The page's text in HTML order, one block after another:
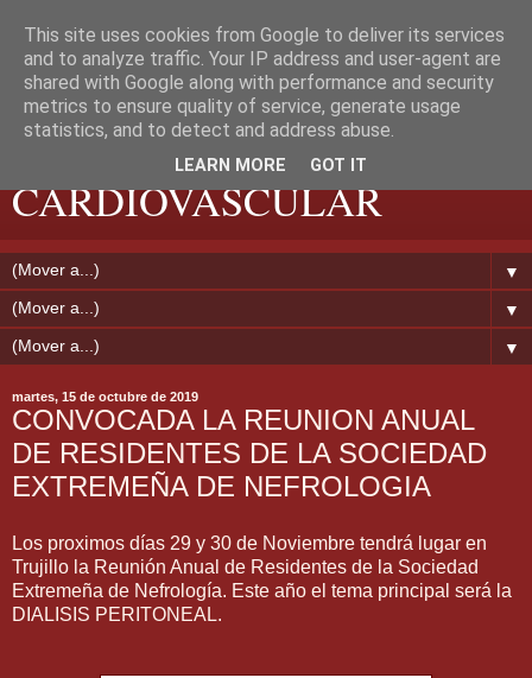
EXTREMADURA
CARDIOVASCULAR
▼
▼
▼
martes, 15 de octubre de 2019
CONVOCADA LA REUNION ANUAL
DE RESIDENTES DE LA SOCIEDAD
EXTREMEÑA DE NEFROLOGIA
Los proximos días 29 y 30 de Noviembre tendrá lugar en
Trujillo la Reunión Anual de Residentes de la Sociedad
Extremeña de Nefrología. Este año el tema principal será la
DIALISIS PERITONEAL.
This site uses cookies from Google to deliver its services
and to analyze traffic. Your IP address and user-agent are
shared with Google along with performance and security
metrics to ensure quality of service, generate usage
statistics, and to detect and address abuse.
LEARN MORE GOT IT